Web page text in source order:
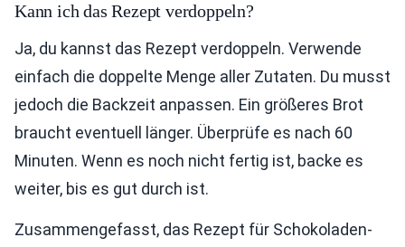
Kann ich das Rezept verdoppeln?
Ja, du kannst das Rezept verdoppeln. Verwende
einfach die doppelte Menge aller Zutaten. Du musst
jedoch die Backzeit anpassen. Ein größeres Brot
braucht eventuell länger. Überprüfe es nach 60
Minuten. Wenn es noch nicht fertig ist, backe es
weiter, bis es gut durch ist.
Zusammengefasst, das Rezept für Schokoladen-